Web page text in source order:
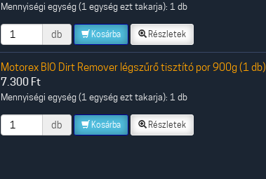
Mennyiségi egység (1 egység ezt takarja): 1 db
db Kosárba Részletek
Motorex BIO Dirt Remover légszűrő tisztító por 900g (1 db)
7.300 Ft
Mennyiségi egység (1 egység ezt takarja): 1 db
db Kosárba Részletek